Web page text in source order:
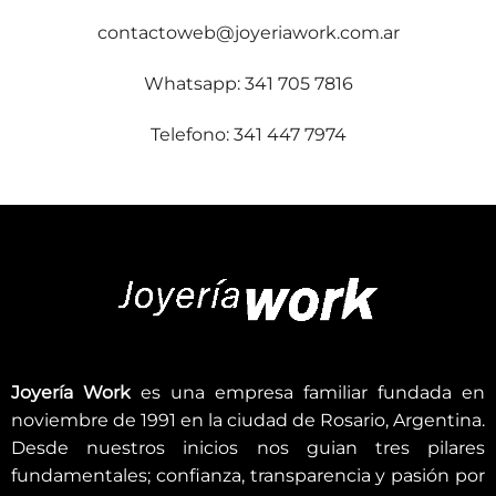
contactoweb@joyeriawork.com.ar
Whatsapp: 341 705 7816
Telefono: 341 447 7974
Joyería Workes una empresa familiar fundada en
noviembre de 1991 en la ciudad de Rosario, Argentina.
Desde nuestros inicios nos guian tres pilares
fundamentales; confianza, transparencia y pasión por